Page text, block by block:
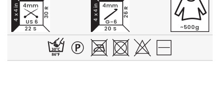
22 S
30 R
4mm
US 6
20 S
26 R
4mm
G-6
~500g